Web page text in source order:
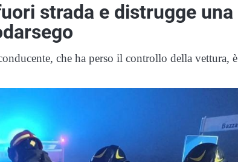
strada e distrugge una
che ha perso il controllo della vettura, è